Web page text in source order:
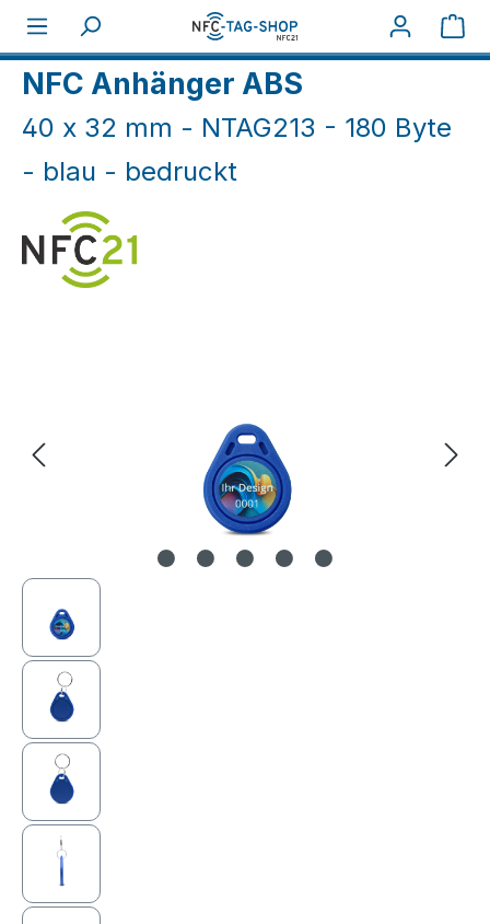
Zum Hauptinhalt springen
NFC Anhänger ABS
40 x 32 mm - NTAG213 - 180 Byte
- blau - bedruckt